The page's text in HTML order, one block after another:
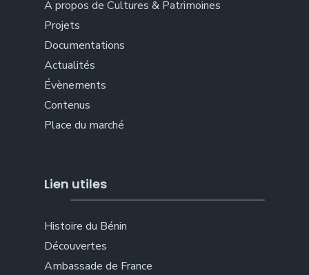
A propos de Cultures & Patrimoines
Projets
Documentations
Actualités
Évènements
Contenus
Place du marché
Lien utiles
Histoire du Bénin
Découvertes
Ambassade de France